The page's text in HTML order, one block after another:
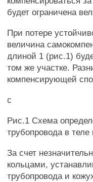
будет ограничена
При потере
величина
длиной 1 (рис.1)
том же участке.
компенсирующей
с
Рис.1 Схема
трубопровода в теле
За счет
кольцами,
трубопровода и